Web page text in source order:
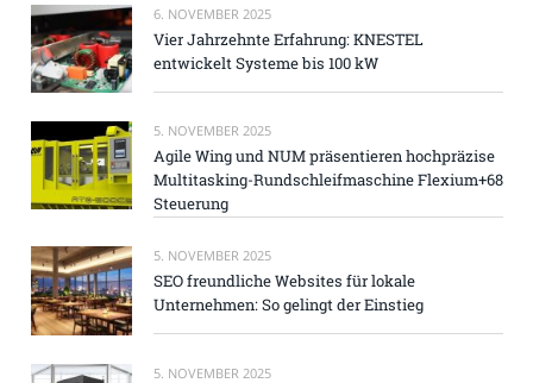
6. NOVEMBER 2025
Vier Jahrzehnte Erfahrung: KNESTEL
entwickelt Systeme bis 100 kW
5. NOVEMBER 2025
Agile Wing und NUM präsentieren hochpräzise
Multitasking-Rundschleifmaschine Flexium+68
Steuerung
5. NOVEMBER 2025
SEO freundliche Websites für lokale
Unternehmen: So gelingt der Einstieg
5. NOVEMBER 2025